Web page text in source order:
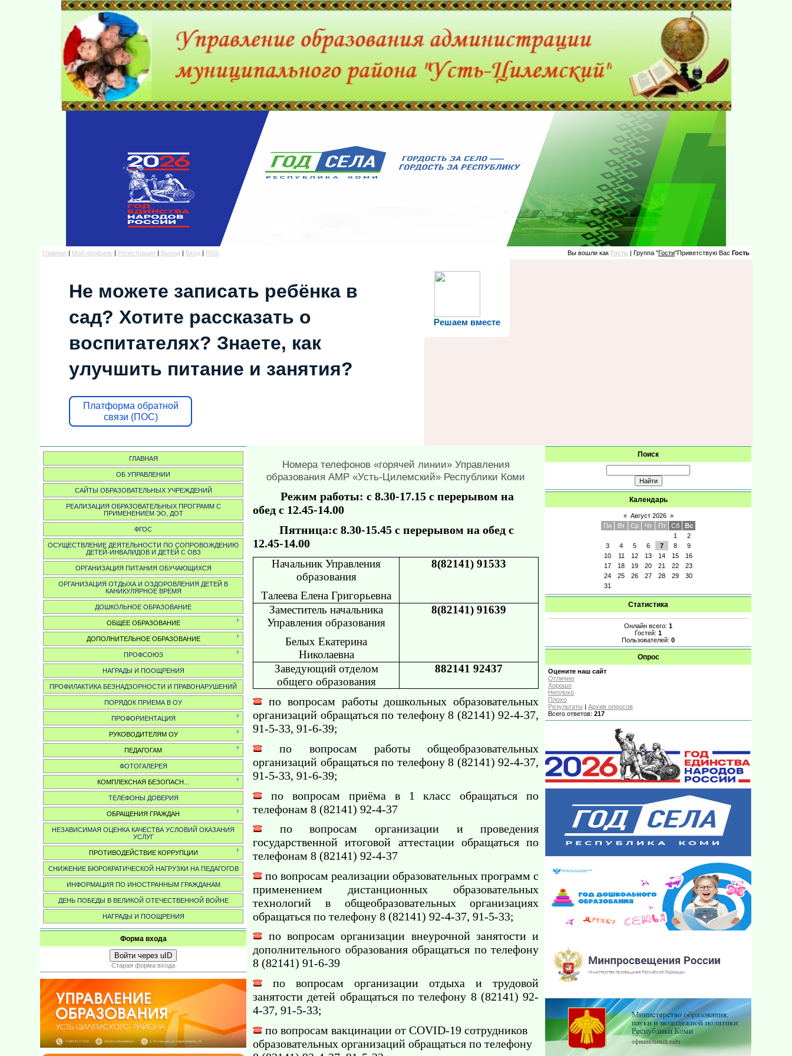
Главная | Мой профиль | Регистрация | Выход | Вход | RSS Вы вошли как Гость | Группа "Гости"Приветствую Вас Гость
Решаем вместе
Не можете записать ребёнка в
сад? Хотите рассказать о
воспитателях? Знаете, как
улучшить питание и занятия?
Платформа обратной
связи (ПОС)
ГЛАВНАЯ
ОБ УПРАВЛЕНИИ
САЙТЫ ОБРАЗОВАТЕЛЬНЫХ УЧРЕЖДЕНИЙ
РЕАЛИЗАЦИЯ ОБРАЗОВАТЕЛЬНЫХ ПРОГРАММ С
ПРИМЕНЕНИЕМ ЭО, ДОТ
ФГОС
ОСУЩЕСТВЛЕНИЕ ДЕЯТЕЛЬНОСТИ ПО СОПРОВОЖДЕНИЮ
ДЕТЕЙ-ИНВАЛИДОВ И ДЕТЕЙ С ОВЗ
ОРГАНИЗАЦИЯ ПИТАНИЯ ОБУЧАЮЩИХСЯ
ОРГАНИЗАЦИЯ ОТДЫХА И ОЗДОРОВЛЕНИЯ ДЕТЕЙ В
КАНИКУЛЯРНОЕ ВРЕМЯ
ДОШКОЛЬНОЕ ОБРАЗОВАНИЕ
ОБЩЕЕ ОБРАЗОВАНИЕ
ДОПОЛНИТЕЛЬНОЕ ОБРАЗОВАНИЕ
ПРОФСОЮЗ
НАГРАДЫ И ПООЩРЕНИЯ
ПРОФИЛАКТИКА БЕЗНАДЗОРНОСТИ И ПРАВОНАРУШЕНИЙ
ПОРЯДОК ПРИЕМА В ОУ
ПРОФОРИЕНТАЦИЯ
РУКОВОДИТЕЛЯМ ОУ
ПЕДАГОГАМ
ФОТОГАЛЕРЕЯ
КОМПЛЕКСНАЯ БЕЗОПАСН...
ТЕЛЕФОНЫ ДОВЕРИЯ
ОБРАЩЕНИЯ ГРАЖДАН
НЕЗАВИСИМАЯ ОЦЕНКА КАЧЕСТВА УСЛОВИЙ ОКАЗАНИЯ
УСЛУГ
ПРОТИВОДЕЙСТВИЕ КОРРУПЦИИ
СНИЖЕНИЕ БЮРОКРАТИЧЕСКОЙ НАГРУЗКИ НА ПЕДАГОГОВ
ИНФОРМАЦИЯ ПО ИНОСТРАННЫМ ГРАЖДАНАМ
ДЕНЬ ПОБЕДЫ В ВЕЛИКОЙ ОТЕЧЕСТВЕННОЙ ВОЙНЕ
НАГРАДЫ И ПООЩРЕНИЯ
Форма входа
Войти через uID
Старая форма входа
Номера телефонов «горячей линии» Управления
образования АМР «Усть-Цилемский» Республики Коми
Режим работы: с 8.30-17.15 с перерывом на
обед с 12.45-14.00
Пятница:с 8.30-15.45 с перерывом на обед с
12.45-14.00
Начальник Управления
образования
Талеева Елена Григорьевна
8(82141) 91533
Заместитель начальника
Управления образования
Белых Екатерина
Николаевна
8(82141) 91639
Заведующий отделом
общего образования
882141 92437
по вопросам работы дошкольных образовательных
организаций обращаться по телефону 8 (82141) 92-4-37,
91-5-33, 91-6-39;
по вопросам работы общеобразовательных
организаций обращаться по телефону 8 (82141) 92-4-37,
91-5-33, 91-6-39;
по вопросам приёма в 1 класс обращаться по
телефонам 8 (82141) 92-4-37
по вопросам организации и проведения
государственной итоговой аттестации обращаться по
телефонам 8 (82141) 92-4-37
по вопросам реализации образовательных программ с
применением дистанционных образовательных
технологий в общеобразовательных организациях
обращаться по телефону 8 (82141) 92-4-37, 91-5-33;
по вопросам организации внеурочной занятости и
дополнительного образования обращаться по телефону
8 (82141) 91-6-39
по вопросам организации отдыха и трудовой
занятости детей обращаться по телефону 8 (82141) 92-
4-37, 91-5-33;
по вопросам вакцинации от COVID-19 сотрудников
образовательных организаций обращаться по телефону
Поиск
Календарь
« Август 2026 »
Пн
Вт Ср Чт Пт Сб
Вс
1
2
3
4 5 6 7 8
9
10
11 12 13 14 15
16
17
18 19 20 21 22
23
24
25 26 27 28 29
30
31
Статистика
Онлайн всего:1
Гостей:1
Пользователей:0
Опрос
Оцените наш сайт
Отлично
Хорошо
Неплохо
Плохо
Результаты |Архив опросов
Всего ответов:217